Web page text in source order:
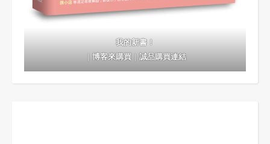
我的新書！
｜博客來購買｜誠品購買連結